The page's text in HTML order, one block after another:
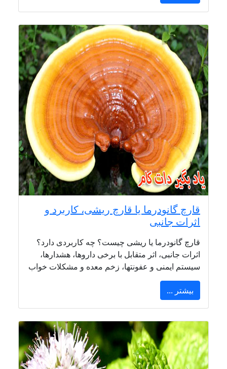
قارچ گانودرما یا قارچ ریشی، کاربرد و
اثرات جانبی
قارچ گانودرما یا ریشی چیست؟ چه کاربردی دارد؟
اثرات جانبی، اثر متقابل با برخی داروها، هشدارها،
سیستم ایمنی و عفونتها، زخم معده و مشکلات خواب
بیشتر ...